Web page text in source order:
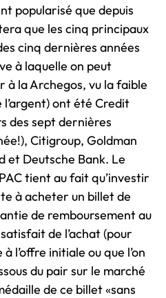
popularisé que depuis
que les cinq principaux
cinq dernières années
à laquelle on peut
la Archegos, vu la faible
ont été Credit
des sept dernières
Citigroup, Goldman
et Deutsche Bank. Le
tient au fait qu’investir
à acheter un billet de
de remboursement au
de l’achat (pour
l’offre initiale ou que l’on
du pair sur le marché
de ce billet «sans